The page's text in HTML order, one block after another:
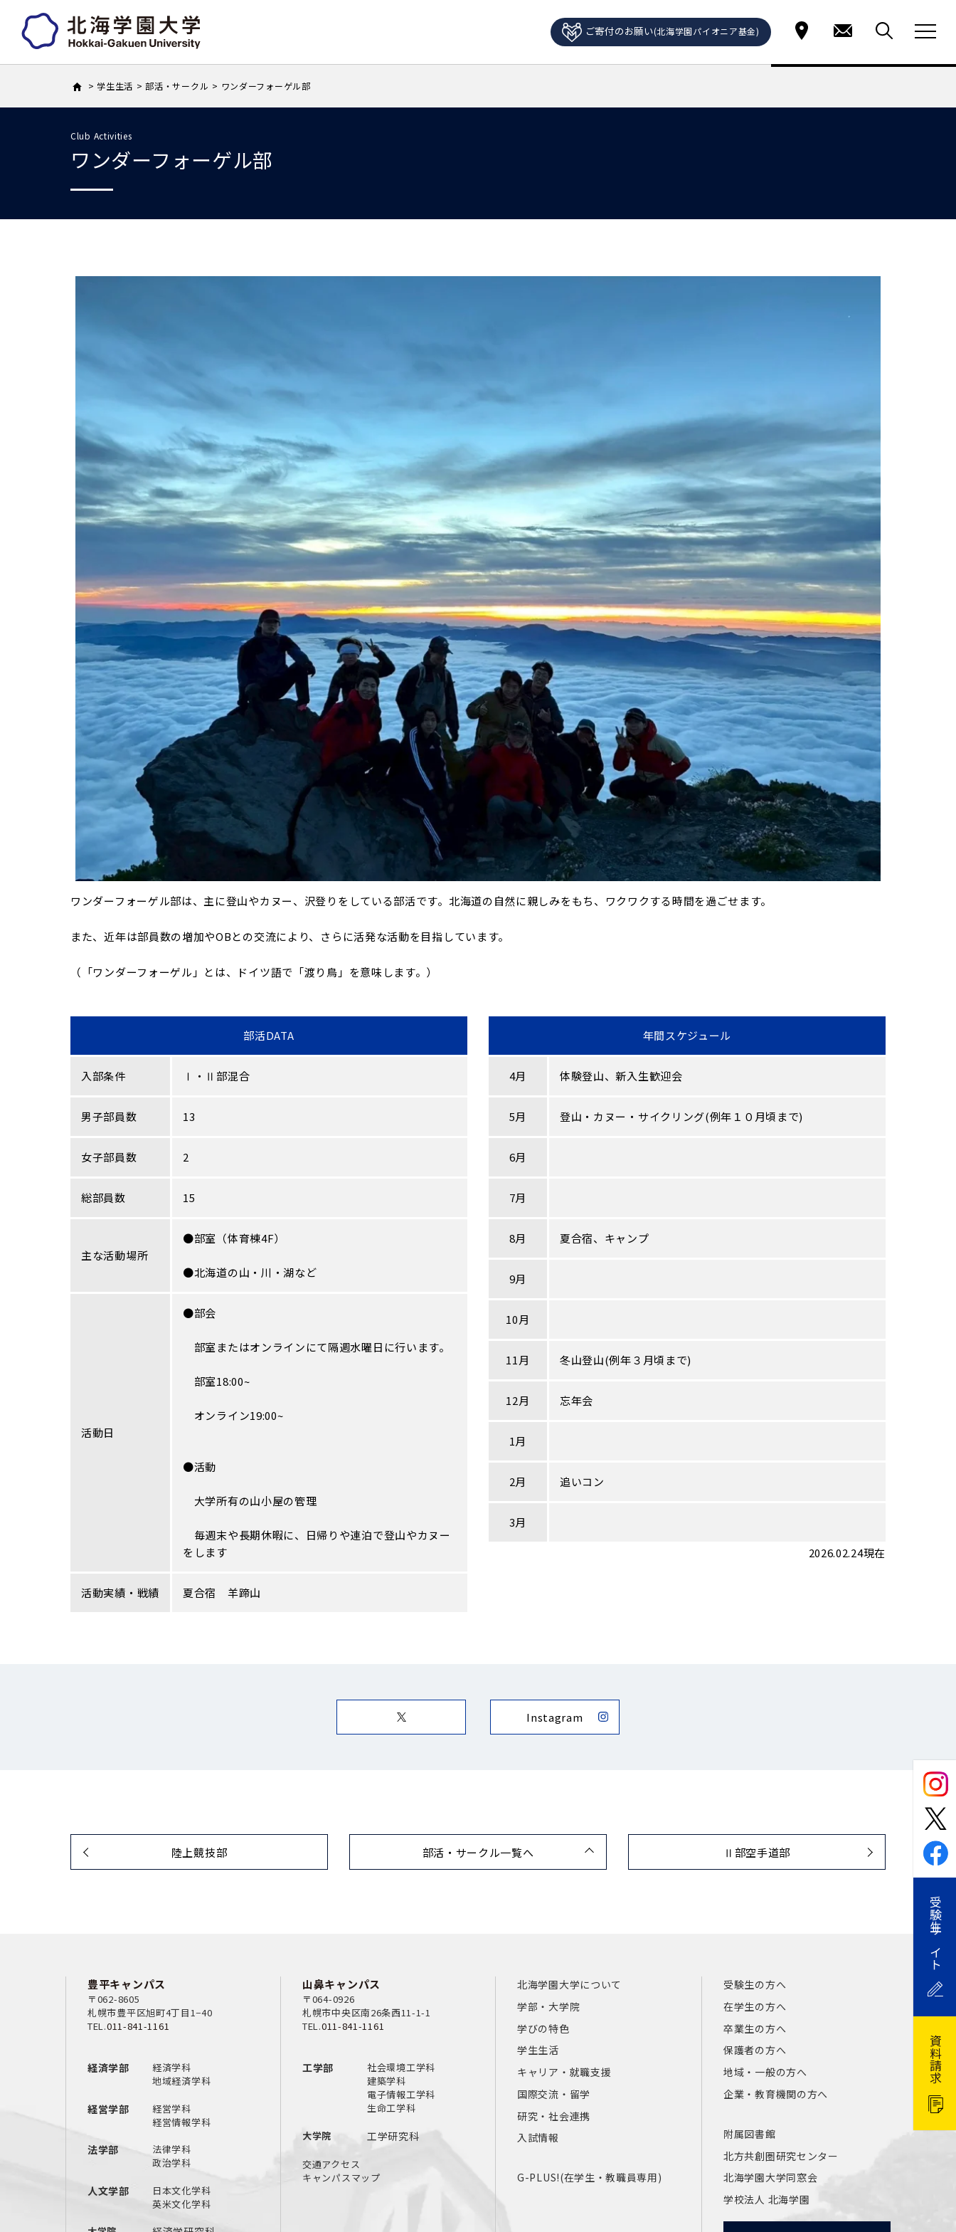
ご寄付のお願い(北海学園パイオニア基金)
学生生活 部活・サークル ワンダーフォーゲル部
ワンダーフォーゲル部
Club Activities
ワンダーフォーゲル部は、主に登山やカヌー、沢登りをしている部活です。北海道の自然に親しみをもち、ワクワクする時間を過ごせます。
また、近年は部員数の増加やOBとの交流により、さらに活発な活動を目指しています。
（「ワンダーフォーゲル」とは、ドイツ語で「渡り鳥」を意味します。）
部活DATA
入部条件 Ⅰ・Ⅱ部混合
男子部員数 13
女子部員数 2
総部員数 15
主な活動場所
●部室（体育棟4F）
●北海道の山・川・湖など
活動日
●部会
部室またはオンラインにて隔週水曜日に行います。
部室18:00~
オンライン19:00~
●活動
大学所有の山小屋の管理
毎週末や長期休暇に、日帰りや連泊で登山やカヌー
をします
活動実績・ 戦績 夏合宿 羊蹄山
年間スケジュール
4月 体験登山、新入生歓迎会
5月 登山・カヌー・サイクリング(例年１０月頃まで)
6月
7月
8月 夏合宿、キャンプ
9月
10月
11月 冬山登山(例年３月頃まで)
12月 忘年会
1月
2月 追いコン
3月
2026.02.24現在
Instagram
陸上競技部 部活・サークル一覧へ Ⅱ部空手道部
受験生サイト
資料請求
豊平キャンパス
〒062-8605
札幌市豊平区旭町4丁目1−40
TEL.011-841-1161
経済学部
経済学科
地域経済学科
経営学部
経営学科
経営情報学科
法学部
法律学科
政治学科
人文学部
日本文化学科
英米文化学科
山鼻キャンパス
〒064-0926
札幌市中央区南26条西11-1-1
TEL.011-841-1161
工学部
社会環境工学科
建築学科
電子情報工学科
生命工学科
大学院 工学研究科
交通アクセス
キャンパスマップ
北海学園大学について
学部・大学院
学びの特色
学生生活
キャリア・就職支援
国際交流・留学
研究・社会連携
入試情報
G-PLUS!(在学生・教職員専用)
受験生の方へ
在学生の方へ
卒業生の方へ
保護者の方へ
地域・一般の方へ
企業・教育機関の方へ
附属図書館
北方共創圏研究センター
北海学園大学同窓会
学校法人 北海学園